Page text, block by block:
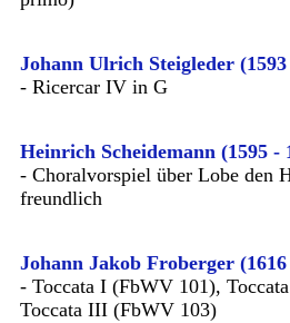
Johann Ulrich Steigleder (1593
- Ricercar IV in G
Heinrich Scheidemann (1595 -
- Choralvorspiel über Lobe den
freundlich
Johann Jakob Froberger (1616
- Toccata I (FbWV 101),
Toccata III (FbWV 103)